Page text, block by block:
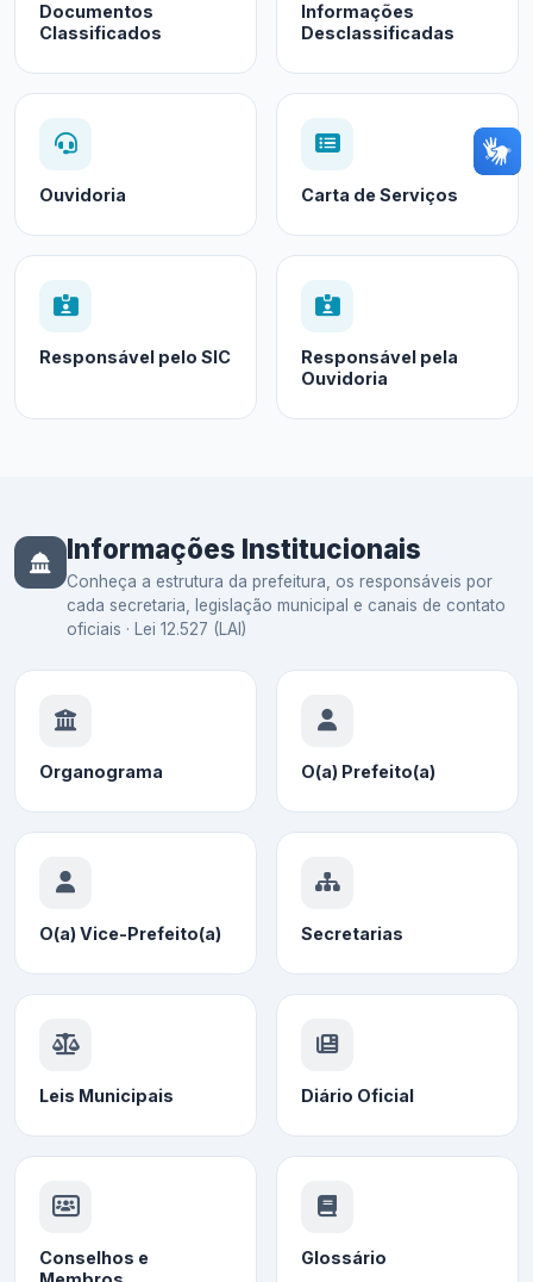
Documentos
Classificados
Informações
Desclassificadas
Ouvidoria Carta de Serviços
Responsável pelo SIC
Responsável pela
Ouvidoria
Informações Institucionais
Conheça a estrutura da prefeitura, os responsáveis por
cada secretaria, legislação municipal e canais de contato
oficiais · Lei 12.527 (LAI)
Organograma O(a) Prefeito(a)
O(a) Vice-Prefeito(a) Secretarias
Leis Municipais Diário Oficial
Conselhos e
Glossário